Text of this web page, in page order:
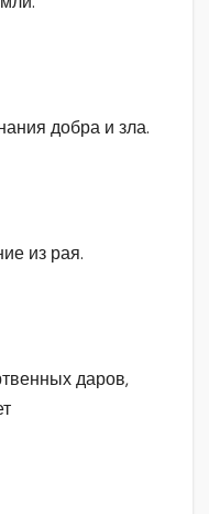
добра и зла.
из рая.
даров,